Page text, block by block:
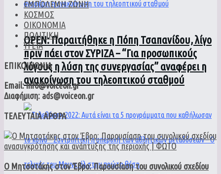
ΟPEN: Παραιτήθηκε η Πόπη Τσαπανίδου, λίγο
πριν πάει στον ΣΥΡΙΖΑ – “Για προσωπικούς
λόγους η λύση της συνεργασίας” αναφέρει η
ανακοίνωση του τηλεοπτικού σταθμού
ΕΜΠΟΛΕΜΗ ΖΩΝΗ
ΚΟΣΜΟΣ
ΟΙΚΟΝΟΜΙΑ
ΠΟΛΙΤΙΚΗ
ΥΓΕΙΑ
ΕΠΙΚΟΙΝΩΝΙΑ
Email: info@voiceon.gr
Διαφήμιση: ads@voiceon.gr
ΤΕΛΕΥΤΑΙΑ ΑΡΘΡΑ
Ο Μητσοτάκης στον Έβρο: Παρουσίαση του συνολικού σχεδίου